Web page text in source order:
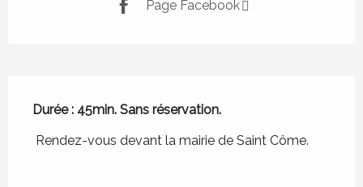
Page Facebook
Durée : 45min. Sans réservation.
Rendez-vous devant la mairie de Saint Côme.